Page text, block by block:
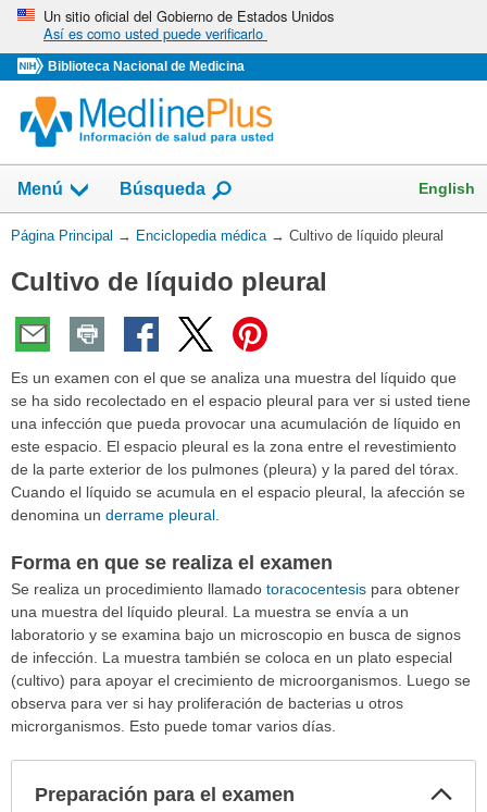
Omita
vaya
al
Contenido
Un sitio oficial del Gobierno de Estados Unidos
Así es como usted puede verificarlo
Biblioteca Nacional de Medicina
Menú Búsqueda English
Usted
aquí:
Página Principal → Enciclopedia médica → Cultivo de líquido pleural
Cultivo de líquido pleural
Es un examen con el que se analiza una muestra del líquido que
se ha sido recolectado en el espacio pleural para ver si usted tiene
una infección que pueda provocar una acumulación de líquido en
este espacio. El espacio pleural es la zona entre el revestimiento
de la parte exterior de los pulmones (pleura) y la pared del tórax.
Cuando el líquido se acumula en el espacio pleural, la afección se
denomina un derrame pleural.
Forma en que se realiza el examen
Se realiza un procedimiento llamado toracocentesis para obtener
una muestra del líquido pleural. La muestra se envía a un
laboratorio y se examina bajo un microscopio en busca de signos
de infección. La muestra también se coloca en un plato especial
(cultivo) para apoyar el crecimiento de microorganismos. Luego se
observa para ver si hay proliferación de bacterias u otros
microrganismos. Esto puede tomar varios días.
Preparación para el examen